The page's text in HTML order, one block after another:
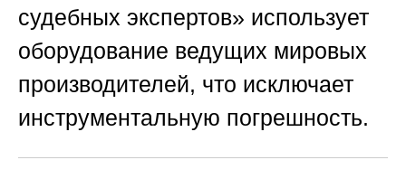
судебных экспертов» использует
оборудование ведущих мировых
производителей, что исключает
инструментальную погрешность.